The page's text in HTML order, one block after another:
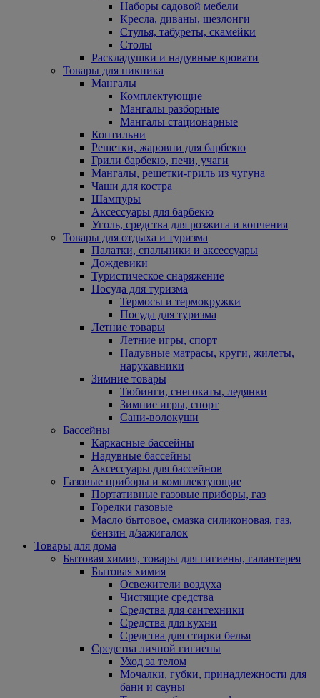
Наборы садовой мебели
Кресла, диваны, шезлонги
Стулья, табуреты, скамейки
Столы
Раскладушки и надувные кровати
Товары для пикника
Мангалы
Комплектующие
Мангалы разборные
Мангалы стационарные
Коптильни
Решетки, жаровни для барбекю
Грили барбекю, печи, учаги
Мангалы, решетки-гриль из чугуна
Чаши для костра
Шампуры
Аксессуары для барбекю
Уголь, средства для розжига и копчения
Товары для отдыха и туризма
Палатки, спальники и аксессуары
Дождевики
Туристическое снаряжение
Посуда для туризма
Термосы и термокружки
Посуда для туризма
Летние товары
Летние игры, спорт
Надувные матрасы, круги, жилеты,
нарукавники
Зимние товары
Тюбинги, снегокаты, ледянки
Зимние игры, спорт
Сани-волокуши
Бассейны
Каркасные бассейны
Надувные бассейны
Аксессуары для бассейнов
Газовые приборы и комплектующие
Портативные газовые приборы, газ
Горелки газовые
Масло бытовое, смазка силиконовая, газ,
бензин д/зажигалок
Товары для дома
Бытовая химия, товары для гигиены, галантерея
Бытовая химия
Освежители воздуха
Чистящие средства
Средства для сантехники
Средства для кухни
Средства для стирки белья
Средства личной гигиены
Уход за телом
Мочалки, губки, принадлежности для
бани и сауны